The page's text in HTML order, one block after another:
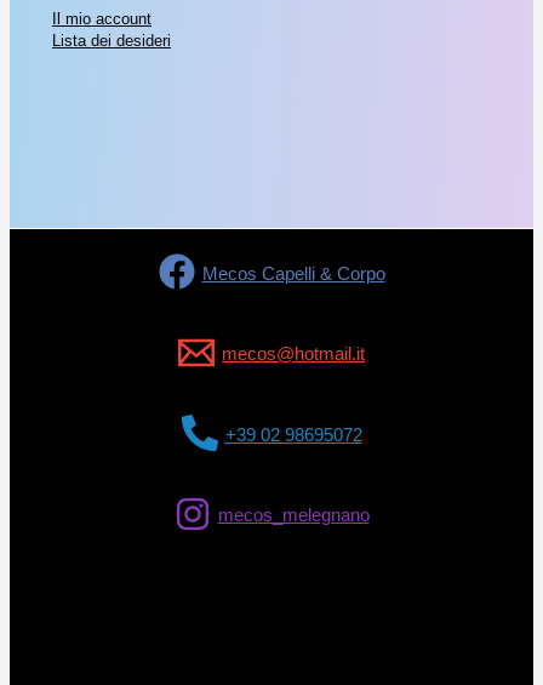
Il mio account
Lista dei desideri
Mecos Capelli & Corpo
mecos@hotmail.it
+39 02 98695072
mecos_melegnano